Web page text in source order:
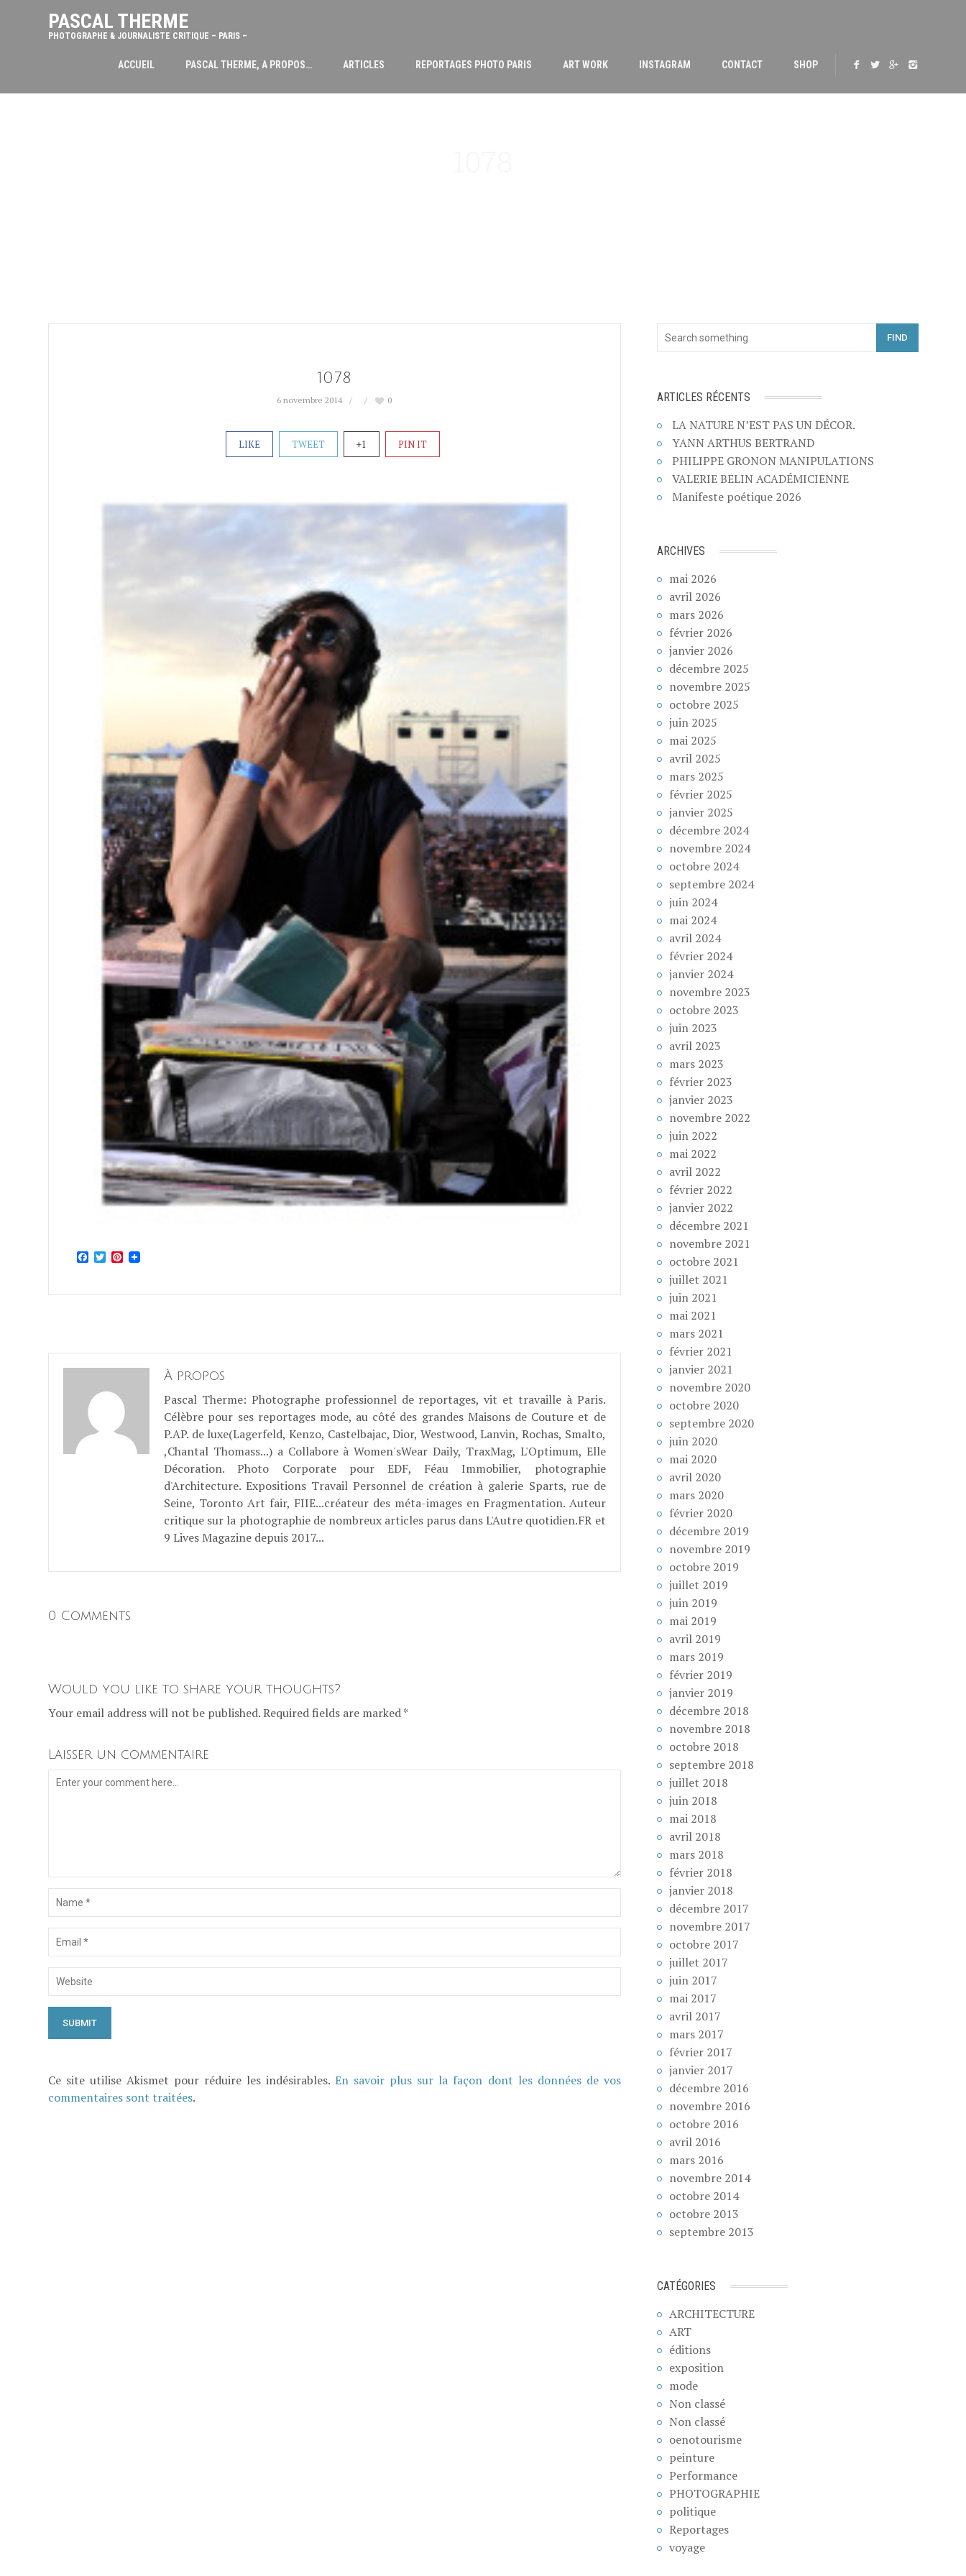
PASCAL THERME
PHOTOGRAPHE & JOURNALISTE CRITIQUE – PARIS –
ACCUEIL PASCAL THERME, A PROPOS… ARTICLES REPORTAGES PHOTO PARIS ART WORK INSTAGRAM CONTACT SHOP
1078
6 novembre 2014 0
LIKE TWEET +1 PIN IT
Facebook
TwitterPinterest
À propos
Pascal Therme: Photographe professionnel de reportages, vit et travaille à Paris.
Célèbre pour ses reportages mode, au côté des grandes Maisons de Couture et de
P.AP. de luxe(Lagerfeld, Kenzo, Castelbajac, Dior, Westwood, Lanvin, Rochas, Smalto,
,Chantal Thomass...) a Collabore à Women'sWear Daily, TraxMag, L'Optimum, Elle
Décoration. Photo Corporate pour EDF, Féau Immobilier, photographie
d'Architecture. Expositions Travail Personnel de création à galerie Sparts, rue de
Seine, Toronto Art fair, FIIE...créateur des méta-images en Fragmentation. Auteur
critique sur la photographie de nombreux articles parus dans L'Autre quotidien.FR et
9 Lives Magazine depuis 2017...
0 Comments
Would you like to share your thoughts?
Your email address will not be published. Required fields are marked *
Laisser un commentaire
Ce site utilise Akismet pour réduire les indésirables.En savoir plus sur la façon dont les données de vos
commentaires sont traitées.
FIND
ARTICLES RÉCENTS
LA NATURE N’EST PAS UN DÉCOR.
YANN ARTHUS BERTRAND
PHILIPPE GRONON MANIPULATIONS
VALERIE BELIN ACADÉMICIENNE
Manifeste poétique 2026
ARCHIVES
mai 2026
avril 2026
mars 2026
février 2026
janvier 2026
décembre 2025
novembre 2025
octobre 2025
juin 2025
mai 2025
avril 2025
mars 2025
février 2025
janvier 2025
décembre 2024
novembre 2024
octobre 2024
septembre 2024
juin 2024
mai 2024
avril 2024
février 2024
janvier 2024
novembre 2023
octobre 2023
juin 2023
avril 2023
mars 2023
février 2023
janvier 2023
novembre 2022
juin 2022
mai 2022
avril 2022
février 2022
janvier 2022
décembre 2021
novembre 2021
octobre 2021
juillet 2021
juin 2021
mai 2021
mars 2021
février 2021
janvier 2021
novembre 2020
octobre 2020
septembre 2020
juin 2020
mai 2020
avril 2020
mars 2020
février 2020
décembre 2019
novembre 2019
octobre 2019
juillet 2019
juin 2019
mai 2019
avril 2019
mars 2019
février 2019
janvier 2019
décembre 2018
novembre 2018
octobre 2018
septembre 2018
juillet 2018
juin 2018
mai 2018
avril 2018
mars 2018
février 2018
janvier 2018
décembre 2017
novembre 2017
octobre 2017
juillet 2017
juin 2017
mai 2017
avril 2017
mars 2017
février 2017
janvier 2017
décembre 2016
novembre 2016
octobre 2016
avril 2016
mars 2016
novembre 2014
octobre 2014
octobre 2013
septembre 2013
CATÉGORIES
ARCHITECTURE
ART
éditions
exposition
mode
Non classé
Non classé
oenotourisme
peinture
Performance
PHOTOGRAPHIE
politique
Reportages
voyage